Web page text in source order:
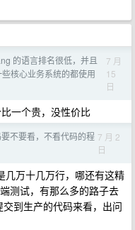
的语言排名很低，并且
核心业务系统的都使用
7 月
15
日
一个贵，没性价比
不要看，不看代码的程 7 月 2
日
几万十几万行，哪还有这精
测试，有那么多的路子去
到生产的代码来看，出问